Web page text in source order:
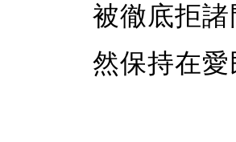
被徹底拒
然保持在